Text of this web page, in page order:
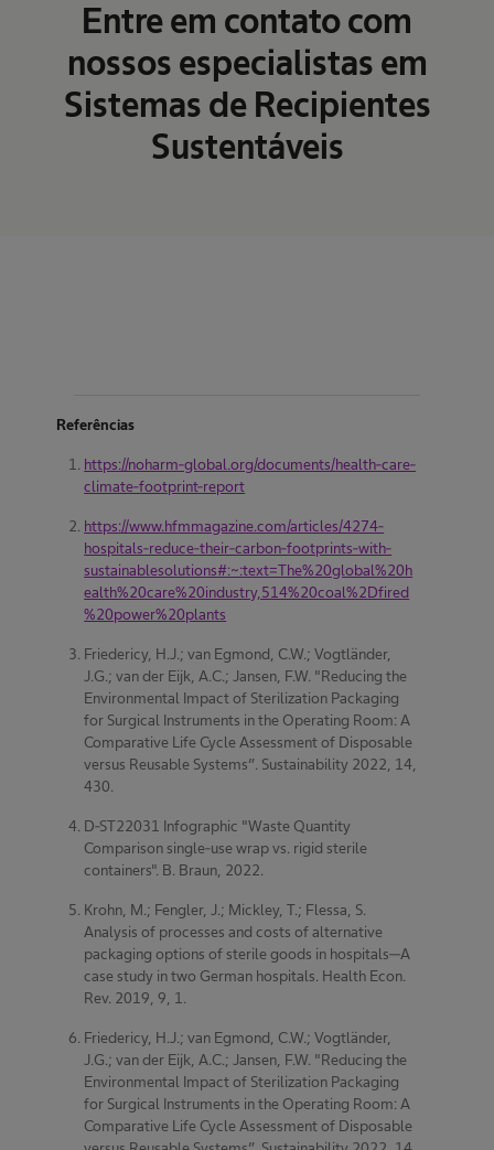
Entre em contato com
nossos especialistas em
Sistemas de Recipientes
Sustentáveis
Referências
https://noharm-global.org/documents/health-care-
climate-footprint-report
https://www.hfmmagazine.com/articles/4274-
hospitals-reduce-their-carbon-footprints-with-
sustainablesolutions#:~:text=The%20global%20h
ealth%20care%20industry,514%20coal%2Dfired
%20power%20plants
Friedericy, H.J.; van Egmond, C.W.; Vogtländer,
J.G.; van der Eijk, A.C.; Jansen, F.W. "Reducing the
Environmental Impact of Sterilization Packaging
for Surgical Instruments in the Operating Room: A
Comparative Life Cycle Assessment of Disposable
versus Reusable Systems”. Sustainability 2022, 14,
430.
D-ST22031 Infographic "Waste Quantity
Comparison single-use wrap vs. rigid sterile
containers". B. Braun, 2022.
Krohn, M.; Fengler, J.; Mickley, T.; Flessa, S.
Analysis of processes and costs of alternative
packaging options of sterile goods in hospitals—A
case study in two German hospitals. Health Econ.
Rev. 2019, 9, 1.
Friedericy, H.J.; van Egmond, C.W.; Vogtländer,
J.G.; van der Eijk, A.C.; Jansen, F.W. "Reducing the
Environmental Impact of Sterilization Packaging
for Surgical Instruments in the Operating Room: A
Comparative Life Cycle Assessment of Disposable